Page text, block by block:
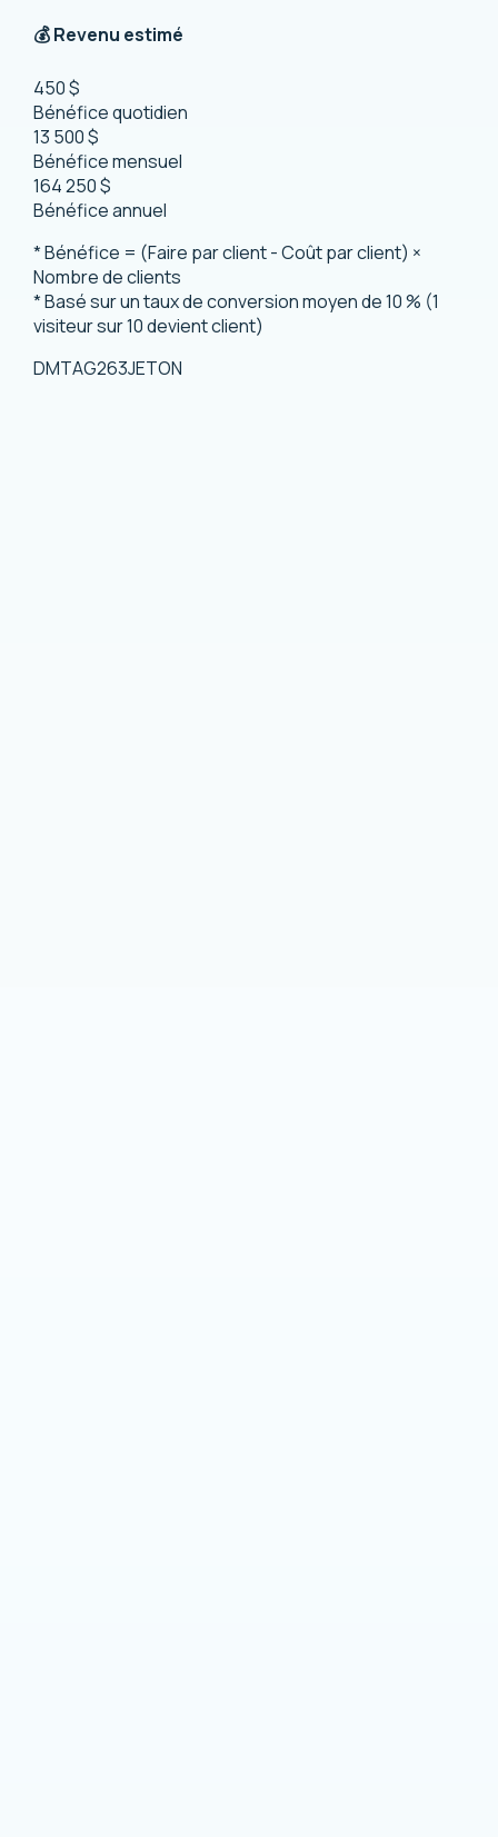
💰 Revenu estimé
450 $
Bénéfice quotidien
13 500 $
Bénéfice mensuel
164 250 $
Bénéfice annuel
* Bénéfice = (Faire par client - Coût par client) ×
Nombre de clients
* Basé sur un taux de conversion moyen de 10 % (1
visiteur sur 10 devient client)
DMTAG263JETON